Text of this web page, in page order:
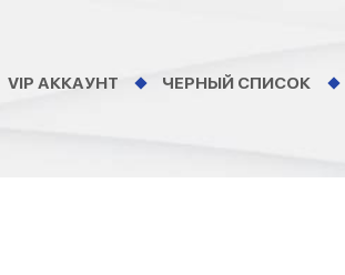
VIP АККАУНТ ЧЕРНЫЙ СПИСОК